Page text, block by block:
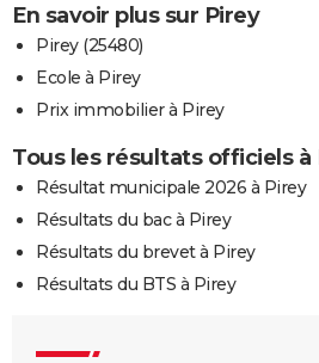
En savoir plus sur Pirey
Pirey (25480)
Ecole à Pirey
Prix immobilier à Pirey
Tous les résultats officiels à
Résultat municipale 2026 à Pirey
Résultats du bac à Pirey
Résultats du brevet à Pirey
Résultats du BTS à Pirey